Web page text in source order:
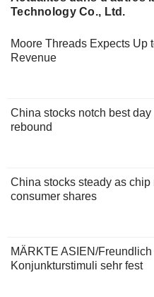
Technology Co., Ltd.
Moore Threads Expects Up
Revenue
China stocks notch best
rebound
China stocks steady as
consumer shares
MÄRKTE ASIEN/
Konjunkturstimuli sehr fest